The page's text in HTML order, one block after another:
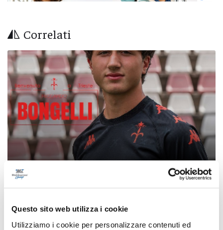
Questo sito web utilizza i cookie
Utilizziamo i cookie per personalizzare contenuti ed
Correlati
alla Triestina